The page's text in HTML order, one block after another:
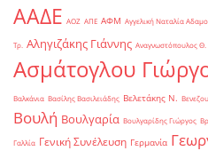
ΑΑΔΕ ΑΟΖ ΑΠΕ ΑΦΜ Αγγελική Ναταλία
Τρ. Αληγιζάκης Γιάννης Αναγνωστόπουλος Θ.
Ασμάτογλου
Βαλκάνια Βασίλης Βασιλειάδης Βελετάκης Ν.
Βουλή Βουλγαρία Βουλγαρίδης Γιώργος
Γαλλία Γενική Συνέλευση Γερμανία